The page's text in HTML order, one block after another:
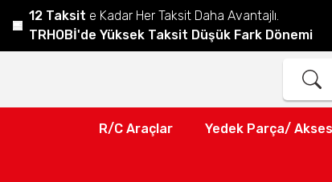
12 Taksit e Kadar Her Taksit Daha Avantajlı.
TRHOBİ'de Yüksek Taksit Düşük Fark Dönemi
R/C Araçlar Yedek Parça/